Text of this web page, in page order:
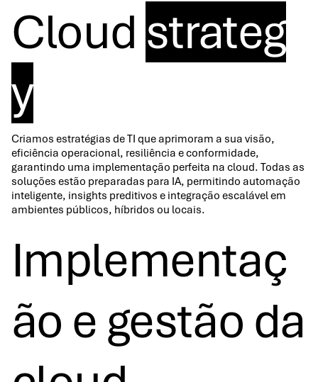
Cloud strateg
y
Criamos estratégias de TI que aprimoram a sua visão,
eficiência operacional, resiliência e conformidade,
garantindo uma implementação perfeita na cloud. Todas as
soluções estão preparadas para IA, permitindo automação
inteligente, insights preditivos e integração escalável em
ambientes públicos, híbridos ou locais.
Implementaç
ão e gestão da